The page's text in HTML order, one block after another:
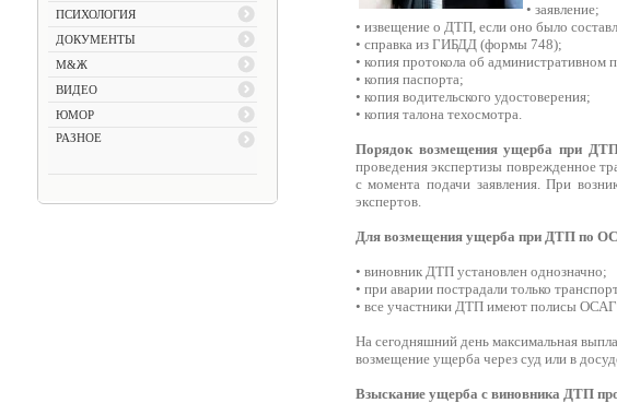
ПСИХОЛОГИЯ
ДОКУМЕНТЫ
М&Ж
ВИДЕО
ЮМОР
РАЗНОЕ
• заявление;
• извещение о ДТП, если оно было
• справка из ГИБДД (формы 748);
• копия протокола об
• копия паспорта;
• копия водительского удостоверения;
• копия талона техосмотра.
Порядок возмещения ущерба при
проведения экспертизы поврежденное
с момента подачи заявления. При
экспертов.
Для возмещения ущерба при ДТП по
• виновник ДТП установлен однозначно;
• при аварии пострадали только
• все участники ДТП имеют полисы
На сегодняшний день максимальная
возмещение ущерба через суд или в
Взыскание ущерба с виновника ДТП